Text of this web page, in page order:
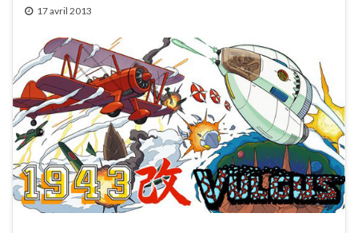
17 avril 2013